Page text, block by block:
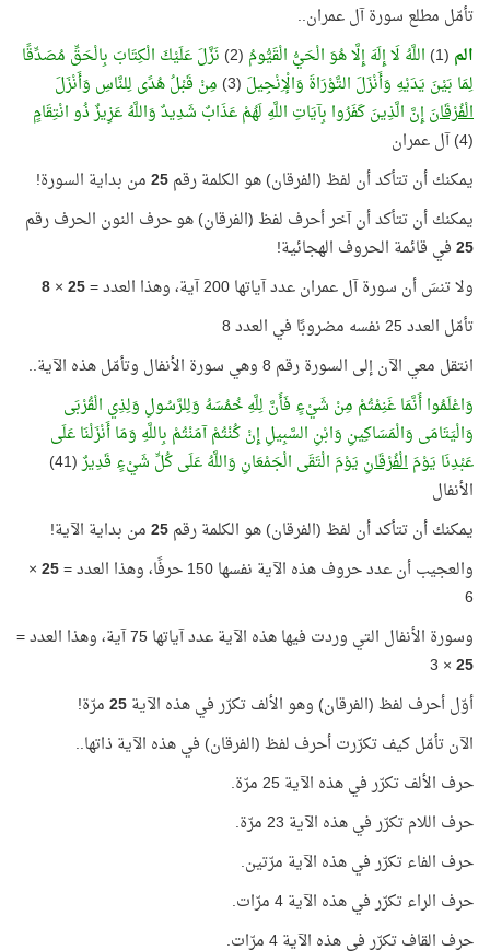
تأمّل مطلع سورة آل عمران..
الم (1) اللَّهُ لَا إِلَهَ إِلَّا هُوَ الْحَيُّ الْقَيُّومُ (2)
نَزَّلَ عَلَيْكَ الْكِتَابَ بِالْحَقِّ مُصَدِّقًا
لِمَا بَيْنَ يَدَيْهِ وَأَنْزَلَ التَّوْرَاةَ وَالْإِنْجِيلَ (3)
مِنْ قَبْلُ هُدًى لِلنَّاسِ وَأَنْزَلَ
الْفُرْقَانَإِنَّ الَّذِينَ كَفَرُوا بِآيَاتِ اللَّهِ لَهُمْ عَذَابٌ شَدِيدٌ وَاللَّهُ عَزِيزٌ ذُو انْتِقَامٍ
(4) آل عمران
يمكنك أن تتأكد أن لفظ (الفرقان) هو الكلمة رقم25من بداية السورة!
يمكنك أن تتأكد أن آخر أحرف لفظ (الفرقان) هو حرف النون الحرف رقم
25في قائمة الحروف الهجائية!
ولا تنسَ أن سورة آل عمران عدد آياتها 200 آية، وهذا العدد =
25
×
8
تأمّل العدد 25 نفسه مضروبًا في العدد 8
انتقل معي الآن إلى السورة رقم 8 وهي سورة الأنفال وتأمّل هذه الآية..
وَاعْلَمُوا أَنَّمَا غَنِمْتُمْ مِنْ شَيْءٍ فَأَنَّ لِلَّهِ خُمُسَهُ وَلِلرَّسُولِ وَلِذِي الْقُرْبَى
وَالْيَتَامَى وَالْمَسَاكِينِ وَابْنِ السَّبِيلِ إِنْ كُنْتُمْ آمَنْتُمْ بِاللَّهِ وَمَا أَنْزَلْنَا عَلَى
عَبْدِنَا يَوْمَالْفُرْقَانِ يَوْمَ الْتَقَى الْجَمْعَانِ وَاللَّهُ عَلَى كُلِّ شَيْءٍ قَدِيرٌ
(41)
الأنفال
يمكنك أن تتأكد أن لفظ (الفرقان) هو الكلمة رقم25من بداية الآية!
والعجيب أن عدد حروف هذه الآية نفسها 150 حرفًا، وهذا العدد =
25
×
6
وسورة الأنفال التي وردت فيها هذه الآية عدد آياتها 75 آية، وهذا العدد =
25
× 3
أوّل أحرف لفظ (الفرقان) وهو الألف تكرّر في هذه الآية25مرّة!
الآن تأمّل كيف تكرّرت أحرف لفظ (الفرقان) في هذه الآية ذاتها..
حرف الألف تكرّر في هذه الآية 25 مرّة.
حرف اللام تكرّر في هذه الآية 23 مرّة.
حرف الفاء تكرّر في هذه الآية مرّتين.
حرف الراء تكرّر في هذه الآية 4 مرّات.
حرف القاف تكرّر في هذه الآية 4 مرّات.